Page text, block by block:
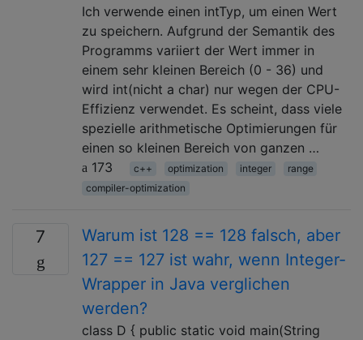
Ich verwende einen intTyp, um einen Wert
zu speichern. Aufgrund der Semantik des
Programms variiert der Wert immer in
einem sehr kleinen Bereich (0 - 36) und
wird int(nicht a char) nur wegen der CPU-
Effizienz verwendet. Es scheint, dass viele
spezielle arithmetische Optimierungen für
einen so kleinen Bereich von ganzen …
173
c++ optimization integer
range
compiler-optimization
7
Warum ist 128 == 128 falsch, aber
127 == 127 ist wahr, wenn Integer-
Wrapper in Java verglichen
werden?
class D { public static void main(String